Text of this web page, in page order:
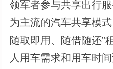
领军者参与共享出行
为主流的汽车共享模
随取即用、随借随还”
人用车需求和用车时